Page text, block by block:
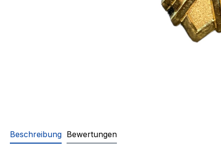
Beschreibung Bewertungen